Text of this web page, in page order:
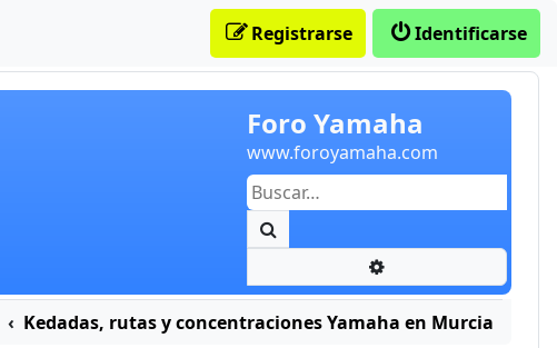
Foro Yamaha
www.foroyamaha.com
Identificarse
Registrarse
Kedadas, rutas y concentraciones Yamaha en Murcia